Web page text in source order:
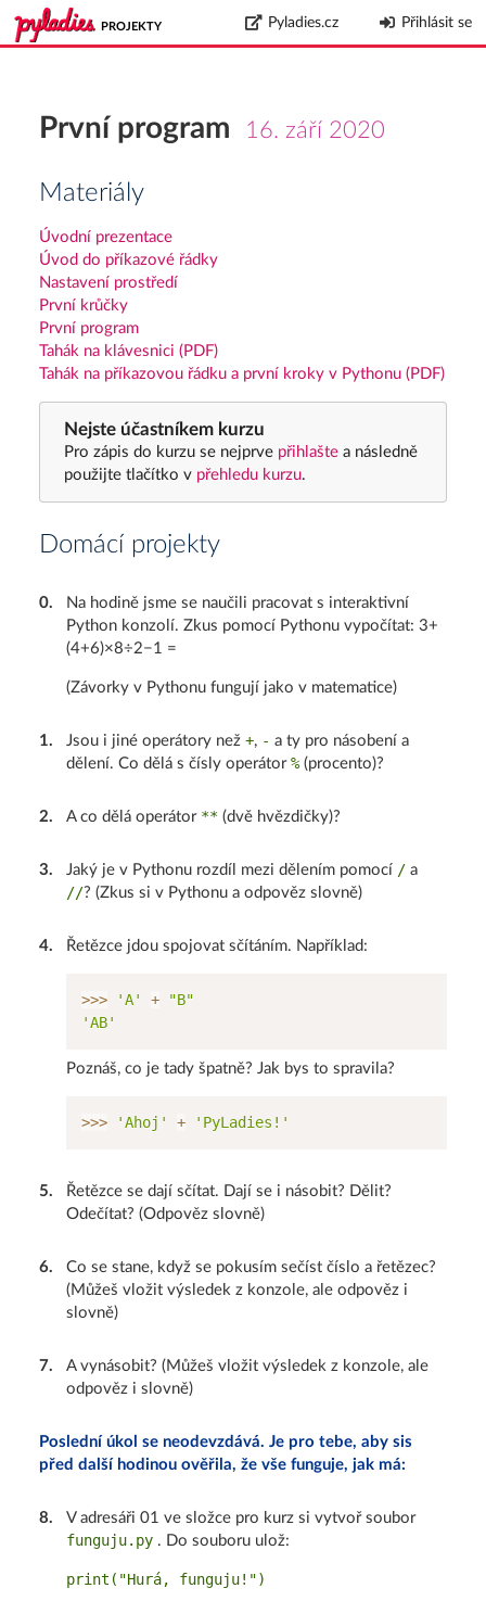
PROJEKTY Pyladies.cz Přihlásit se
První program 16. září 2020
Materiály
Úvodní prezentace
Úvod do příkazové řádky
Nastavení prostředí
První krůčky
První program
Tahák na klávesnici (PDF)
Tahák na příkazovou řádku a první kroky v Pythonu (PDF)
Nejste účastníkem kurzu
Pro zápis do kurzu se nejprvepřihlašte a následně
použijte tlačítko vpřehledu kurzu.
Domácí projekty
0.
Na hodině jsme se naučili pracovat s interaktivní
Python konzolí. Zkus pomocí Pythonu vypočítat: 3+
(4+6)×8÷2−1 =
(Závorky v Pythonu fungují jako v matematice)
1. Jsou i jiné operátory než+, - a ty pro násobení a
dělení. Co dělá s čísly operátor%(procento)?
2. A co dělá operátor ** (dvě hvězdičky)?
3. Jaký je v Pythonu rozdíl mezi dělením pomocí / a
//? (Zkus si v Pythonu a odpověz slovně)
4. Řetězce jdou spojovat sčítáním. Například:
>>> 'A' +
"B"
'AB'
Poznáš, co je tady špatně? Jak bys to spravila?
>>> 'Ahoj' + 'PyLadies!'
5.
Řetězce se dají sčítat. Dají se i násobit? Dělit?
Odečítat? (Odpověz slovně)
6.
Co se stane, když se pokusím sečíst číslo a řetězec?
(Můžeš vložit výsledek z konzole, ale odpověz i
slovně)
7.
A vynásobit? (Můžeš vložit výsledek z konzole, ale
odpověz i slovně)
Poslední úkol se neodevzdává. Je pro tebe, aby sis
před další hodinou ověřila, že vše funguje, jak má:
8. V adresáři 01 ve složce pro kurz si vytvoř soubor
funguju.py . Do souboru ulož: